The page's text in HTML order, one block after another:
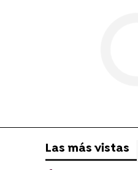
Las más vistas